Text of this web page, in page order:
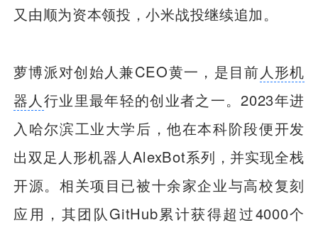
又由顺为资本领投，小米战投继续追加。
萝博派对创始人兼CEO黄一，是目前人形机
器人行业里最年轻的创业者之一。2023年进
入哈尔滨工业大学后，他在本科阶段便开发
出双足人形机器人AlexBot系列，并实现全栈
开源。相关项目已被十余家企业与高校复刻
应用，其团队GitHub累计获得超过4000个